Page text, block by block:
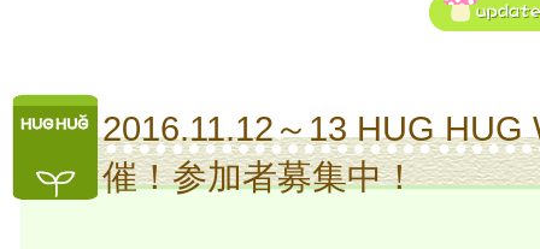
2016.11.12～13 HUG HUG
催！参加者募集中！